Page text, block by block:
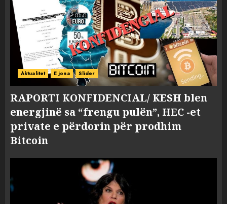
Aktualitet E jona Slider
RAPORTI KONFIDENCIAL/ KESH blen
energjinë sa “frengu pulën”, HEC -et
private e përdorin për prodhim
Bitcoin